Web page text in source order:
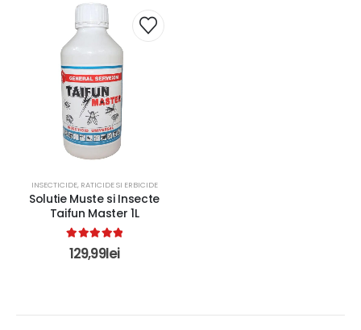
INSECTICIDE, RATICIDE SI ERBICIDE
Solutie Muste si Insecte
Taifun Master 1L
5.00out of 5
129,99lei